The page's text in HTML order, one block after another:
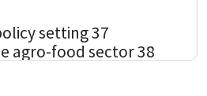
setting 37
agro-food sector 38